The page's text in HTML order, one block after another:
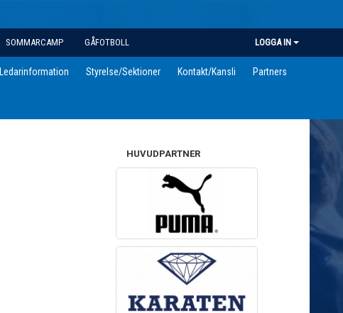
SOMMARCAMP GÅFOTBOLL LOGGA IN
Ledarinformation Styrelse/Sektioner Kontakt/Kansli Partners
HUVUDPARTNER